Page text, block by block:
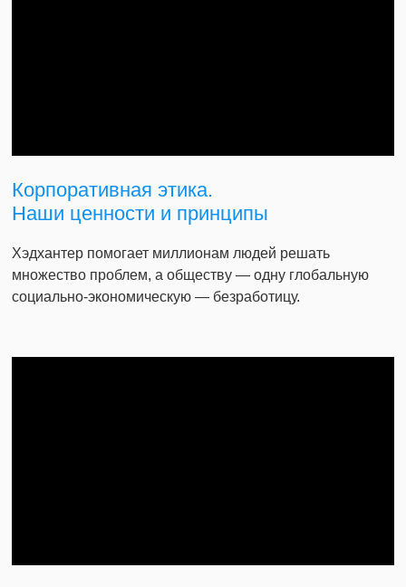
Корпоративная этика.
Наши ценности и принципы
Хэдхантер помогает миллионам людей решать
множество проблем, а обществу — одну глобальную
социально-экономическую — безработицу.